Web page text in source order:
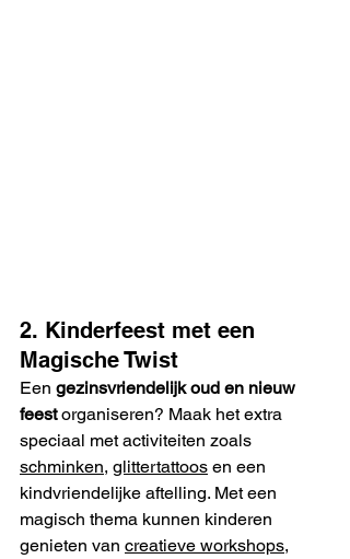
2. Kinderfeest met een
Magische Twist
Een gezinsvriendelijk oud en nieuw
feest organiseren? Maak het extra
speciaal met activiteiten zoals
schminken, glittertattoos en een
kindvriendelijke aftelling. Met een
magisch thema kunnen kinderen
genieten van creatieve workshops,